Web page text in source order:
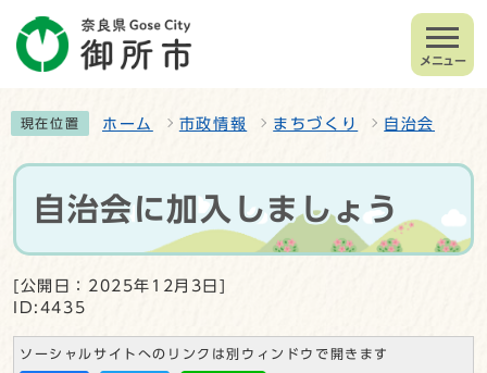
メニュー
現在位置 ホーム 市政情報 まちづくり 自治会
自治会に加入しましょう
[公開日：2025年12月3日]
ID:4435
ソーシャルサイトへのリンクは別ウィンドウで開きます